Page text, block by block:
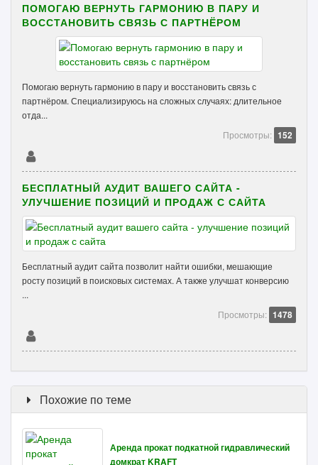
ПОМОГАЮ ВЕРНУТЬ ГАРМОНИЮ В ПАРУ И
ВОССТАНОВИТЬ СВЯЗЬ С ПАРТНЁРОМ
Помогаю вернуть гармонию в пару и восстановить связь с
партнёром. Специализируюсь на сложных случаях: длительное
отда...
Просмотры: 152
БЕСПЛАТНЫЙ АУДИТ ВАШЕГО САЙТА -
УЛУЧШЕНИЕ ПОЗИЦИЙ И ПРОДАЖ С САЙТА
Бесплатный аудит сайта позволит найти ошибки, мешающие
росту позиций в поисковых системах. А также улучшат конверсию
...
Просмотры: 1478
Похожие по теме
Аренда прокат подкатной гидравлический
домкрат KRAFT